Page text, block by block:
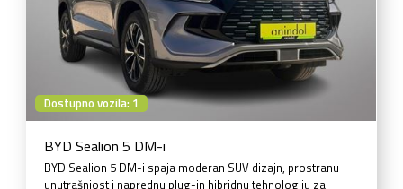
Dostupno vozila: 1
BYD Sealion 5 DM-i
BYD Sealion 5 DM-i spaja moderan SUV dizajn, prostranu
unutrašnjost i naprednu plug-in hibridnu tehnologiju za